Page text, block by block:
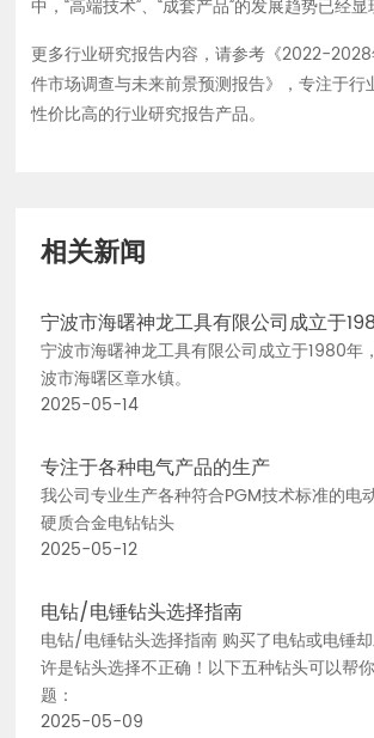
中，“高端技术”、“成套产品”的发展趋势已经显
更多行业研究报告内容，请参考《2022-
件市场调查与未来前景预测报告》，专注于行
性价比高的行业研究报告产品。
相关新闻
宁波市海曙神龙工具有限公司成立于
宁波市海曙神龙工具有限公司成立于1980年
波市海曙区章水镇。
2025-05-14
专注于各种电气产品的生产
我公司专业生产各种符合PGM技术标准的电
硬质合金电钻钻头
2025-05-12
电钻/电锤钻头选择指南
电钻/电锤钻头选择指南 购买了电钻或电锤
许是钻头选择不正确！以下五种钻头可以帮
题：
2025-05-09